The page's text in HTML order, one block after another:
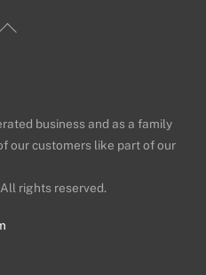
Back
business and as a family
our customers like part of our
rights reserved.